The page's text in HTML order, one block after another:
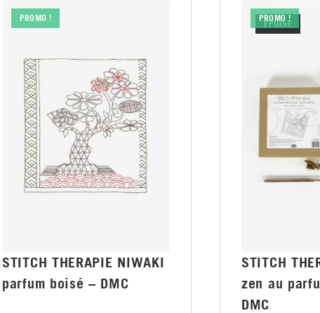
PROMO !
STITCH THERAPIE NIWAKI
parfum boisé – DMC
ÉPUISÉ
PROMO !
STITCH
zen au
DMC